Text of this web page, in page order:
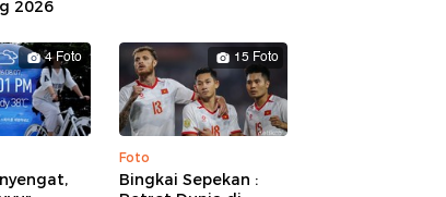
2026
4 Foto 15 Foto
Foto
Bingkai Sepekan :